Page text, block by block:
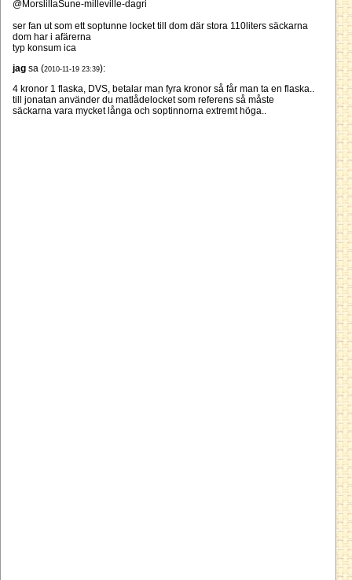
@MorslillaSune-milleville-dagri
ser fan ut som ett soptunne locket till dom där stora 110liters säckarna
dom har i afärerna
typ konsum ica
jag sa (2010-11-19 23:39):
4 kronor 1 flaska, DVS, betalar man fyra kronor så får man ta en flaska..
till jonatan använder du matlådelocket som referens så måste
säckarna vara mycket långa och soptinnorna extremt höga..